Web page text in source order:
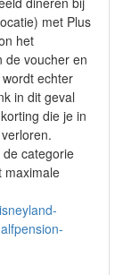
met Plus
het
de voucher en
echter
in dit geval
die je in
categorie
maximale